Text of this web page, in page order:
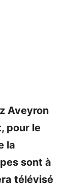
Aveyron
pour le
la
sont à
télévisé